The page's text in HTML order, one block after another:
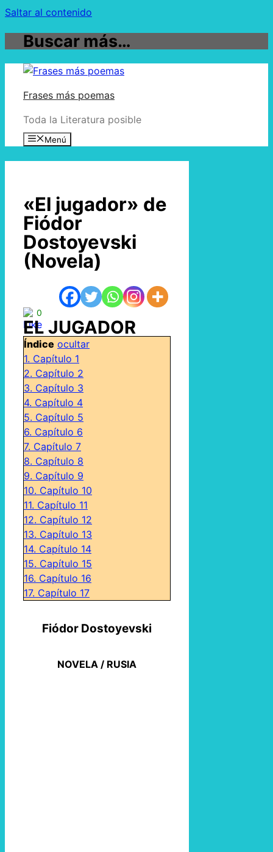
Saltar al contenido
Buscar más…
Frases más poemas
Toda la Literatura posible
Menú
«El jugador» de
Fiódor
Dostoyevski
(Novela)
0
EL JUGADOR
Índice ocultar
1. Capítulo 1
2. Capítulo 2
3. Capítulo 3
4. Capítulo 4
5. Capítulo 5
6. Capítulo 6
7. Capítulo 7
8. Capítulo 8
9. Capítulo 9
10. Capítulo 10
11. Capítulo 11
12. Capítulo 12
13. Capítulo 13
14. Capítulo 14
15. Capítulo 15
16. Capítulo 16
17. Capítulo 17
Fiódor Dostoyevski
NOVELA / RUSIA